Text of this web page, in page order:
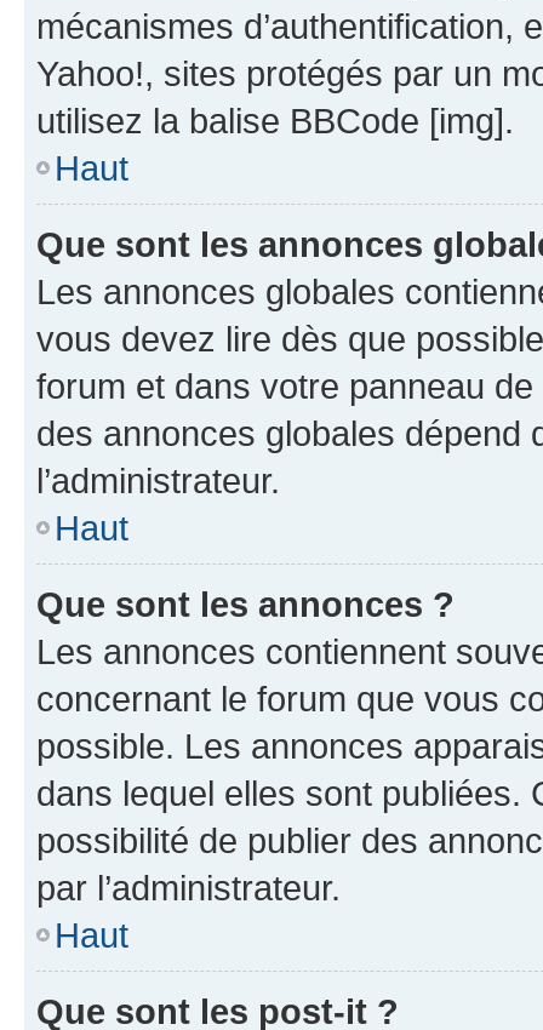
mécanismes d’authentification,
Yahoo!, sites protégés par un
utilisez la balise BBCode [img].
Haut
Que sont les annonces
Les annonces globales
vous devez lire dès que
forum et dans votre panneau
des annonces globales dépend
l’administrateur.
Haut
Que sont les annonces ?
Les annonces contiennent
concernant le forum que vous
possible. Les annonces
dans lequel elles sont publiées.
possibilité de publier des
par l’administrateur.
Haut
Que sont les post-it ?